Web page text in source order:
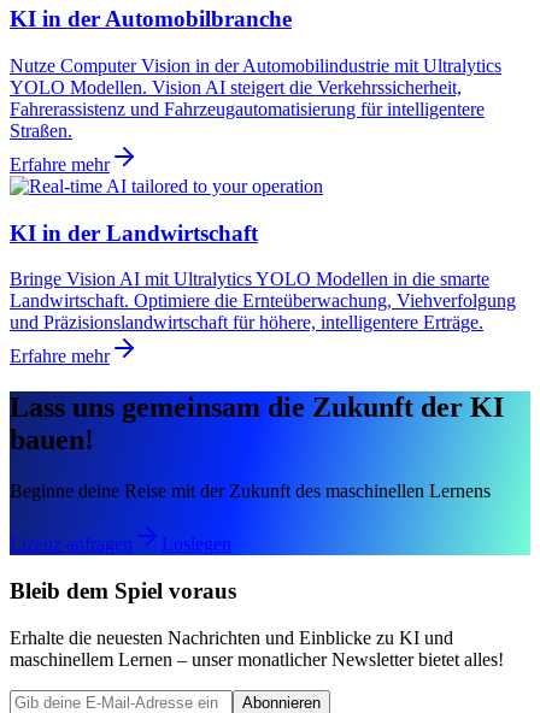
KI in der Automobilbranche
Nutze Computer Vision in der Automobilindustrie mit Ultralytics
YOLO Modellen. Vision AI steigert die Verkehrssicherheit,
Fahrerassistenz und Fahrzeugautomatisierung für intelligentere
Straßen.
Erfahre mehr
KI in der Landwirtschaft
Bringe Vision AI mit Ultralytics YOLO Modellen in die smarte
Landwirtschaft. Optimiere die Ernteüberwachung, Viehverfolgung
und Präzisionslandwirtschaft für höhere, intelligentere Erträge.
Erfahre mehr
Lass uns gemeinsam die Zukunft der KI
bauen!
Beginne deine Reise mit der Zukunft des maschinellen Lernens
Lizenz anfragen Loslegen
Bleib dem Spiel voraus
Erhalte die neuesten Nachrichten und Einblicke zu KI und
maschinellem Lernen – unser monatlicher Newsletter bietet alles!
Abonnieren